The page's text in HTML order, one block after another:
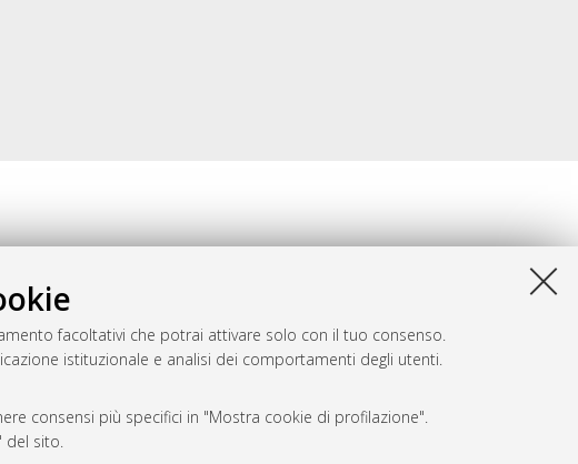
facoltativi che potrai attivare solo con il tuo consenso.
istituzionale e analisi dei comportamenti degli utenti.
consensi più specifici in "Mostra cookie di profilazione".
del sito.